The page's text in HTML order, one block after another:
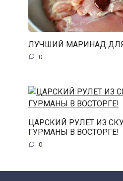
ЛУЧШИЙ МАРИНАД
0
ЦАРСКИЙ РУЛЕТ ИЗ
ГУРМАНЫ В ВОСТОРГЕ!
0